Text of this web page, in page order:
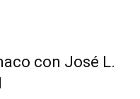
con José L.